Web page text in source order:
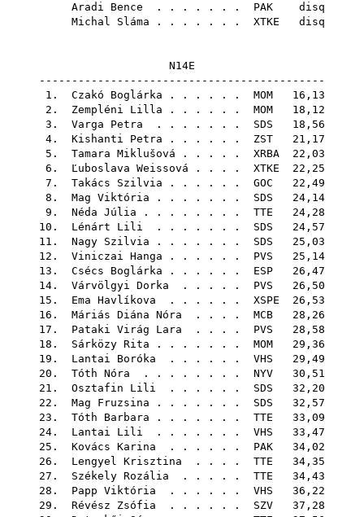
Aradi Bence . . . . . . . PAK disq
Michal Sláma . . . . . . . XTKE disq
N14E
--------------------------------------------
1. Czakó Boglárka . . . . . . MOM 16,13
2. Zempléni Lilla . . . . . . MOM 18,12
3. Varga Petra . . . . . . . SDS 18,56
4. Kishanti Petra . . . . . . ZST 21,17
5. Tamara Miklušová . . . . . XRBA 22,03
6. Ľuboslava Weissová . . . . XTKE 22,25
7. Takács Szilvia . . . . . . GOC 22,49
8. Mag Viktória . . . . . . . SDS 24,14
9. Néda Júlia . . . . . . . . TTE 24,28
10. Lénárt Lili . . . . . . . SDS 24,57
11. Nagy Szilvia . . . . . . . SDS 25,03
12. Viniczai Hanga . . . . . . PVS 25,14
13. Csécs Boglárka . . . . . . ESP 26,47
14. Várvölgyi Dorka . . . . . PVS 26,50
15. Ema Havlíkova . . . . . . XSPE 26,53
16. Máriás Diána Nóra . . . . MCB 28,26
17. Pataki Virág Lara . . . . PVS 28,58
18. Sárközy Rita . . . . . . . MOM 29,36
19. Lantai Boróka . . . . . . VHS 29,49
20. Tóth Nóra . . . . . . . . NYV 30,51
21. Osztafin Lili . . . . . . SDS 32,20
22. Mag Fruzsina . . . . . . . SDS 32,57
23. Tóth Barbara . . . . . . . TTE 33,09
24. Lantai Lili . . . . . . . VHS 33,47
25. Kovács Karina . . . . . . PAK 34,02
26. Lengyel Krisztina . . . . TTE 34,35
27. Székely Rozália . . . . . TTE 34,43
28. Papp Viktória . . . . . . VHS 36,22
29. Révész Zsófia . . . . . . SZV 37,28